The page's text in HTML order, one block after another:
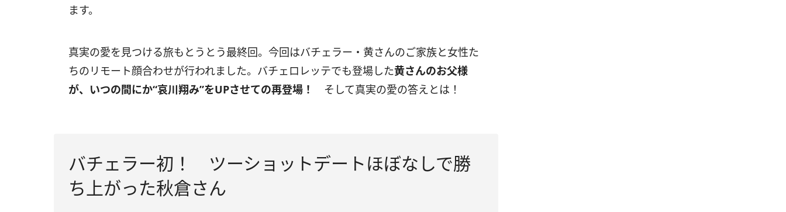
ます。
真実の愛を見つける旅もとうとう最終回。今回はバチェラー・黄さんのご家族と女性た
ちのリモート顔合わせが行われました。バチェロレッテでも登場した黄さんのお父様
が、いつの間にか“哀川翔み”をUPさせての再登場！
そして真実の愛の答えとは！
バチェラー初！ ツーショットデートほぼなしで勝
ち上がった秋倉さん